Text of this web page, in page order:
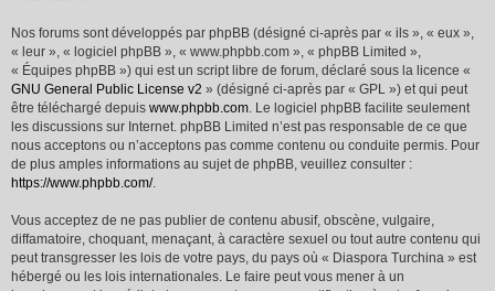
Nos forums sont développés par phpBB (désigné ci-après par « ils », « eux »,
« leur », « logiciel phpBB », « www.phpbb.com », « phpBB Limited »,
« Équipes phpBB ») qui est un script libre de forum, déclaré sous la licence «
GNU General Public License v2 » (désigné ci-après par « GPL ») et qui peut
être téléchargé depuis www.phpbb.com. Le logiciel phpBB facilite seulement
les discussions sur Internet. phpBB Limited n’est pas responsable de ce que
nous acceptons ou n’acceptons pas comme contenu ou conduite permis. Pour
de plus amples informations au sujet de phpBB, veuillez consulter :
https://www.phpbb.com/.
Vous acceptez de ne pas publier de contenu abusif, obscène, vulgaire,
diffamatoire, choquant, menaçant, à caractère sexuel ou tout autre contenu qui
peut transgresser les lois de votre pays, du pays où « Diaspora Turchina » est
hébergé ou les lois internationales. Le faire peut vous mener à un